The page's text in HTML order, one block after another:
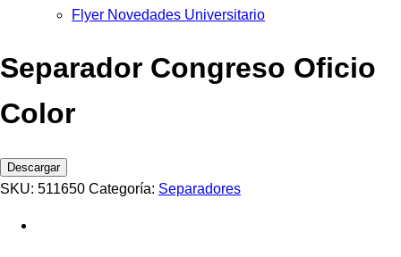
Flyer Novedades Universitario
Separador Congreso Oficio
Color
Descargar
SKU: 511650 Categoría: Separadores